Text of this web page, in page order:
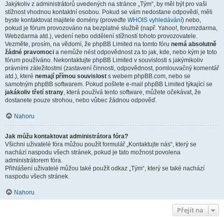
Jakýkoliv z administrátorů uvedených na stránce „Tým“, by měl být pro vaši
stížnost vhodnou kontaktní osobou. Pokud se vám nedostane odpovědi, měli
byste kontaktovat majitele domény (proveďte WHOIS vyhledávání) nebo,
pokud je fórum provozováno na bezplatné službě (např. Yahoo!, forumzdarma,
Webzdarma atd.), vedení nebo oddělení stížností tohoto provozovatele.
Vezměte, prosím, na vědomí, že phpBB Limited na tomto fóru nemá absolutně
žádné pravomoci a nemůže nést odpovědnost za to jak, kde, nebo kým je toto
fórum používáno. Nekontaktujte phpBB Limited v souvislosti s jakýmikoliv
právními záležitostmi (zastavení činnosti, odpovědnost, pomlouvačný komentář
atd.), které nemají přímou souvislost s webem phpBB.com, nebo se
samotným phpBB softwarem. Pokud pošlete e-mail phpBB Limited týkající se
jakákoliv třetí strany, která používá tento software, můžete očekávat, že
dostanete pouze strohou, nebo vůbec žádnou odpověď.
Nahoru
Jak můžu kontaktovat administrátora fóra?
Všichni uživatelé fóra můžou použít formulář „Kontaktujte nás“, který se
nachází naspodu všech stránek, pokud je tato možnost povolena
administrátorem fóra.
Přihlášení uživatelé můžou také použít odkaz „Tým“, který se také nachází
naspodu všech stránek.
Nahoru
Přejít na